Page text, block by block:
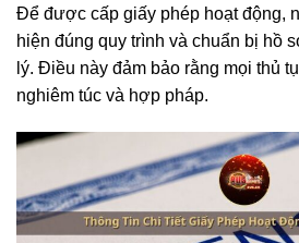
Để được cấp giấy phép hoạt động,
hiện đúng quy trình và chuẩn bị hồ
lý. Điều này đảm bảo rằng mọi thủ
nghiêm túc và hợp pháp.